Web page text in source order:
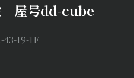
屋号dd-cube
19-1F